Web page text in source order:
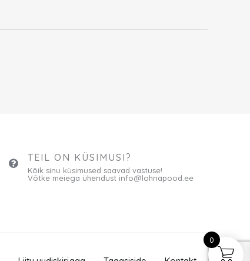
TEIL ON KÜSIMUSI?
Kõik sinu küsimused saavad vastuse!
Võtke meiega ühendust info@lohnapood.ee
0